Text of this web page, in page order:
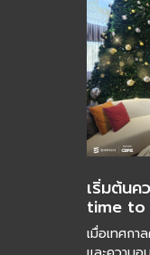
เริ่มต้นค
time
เมื่อเทศก